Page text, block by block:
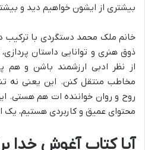
بیشتری از ایشون خواهیم دید و
خانم ملک محمد دستگردی با ترکیب
ذوق هنری و توانایی داستان
از نظر ادبی ارزشمند باشن و
مخاطب منتقل کنن. این یعنی نه
روح و روان خواننده ات هم هستی.
محتوای عمیق و کاربردی هستیم،
آیا کتاب آغوش خدا